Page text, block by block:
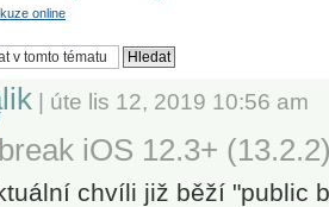
online
| úte lis 12, 2019 10:56 am
iOS 12.3+
chvíli již běží "public